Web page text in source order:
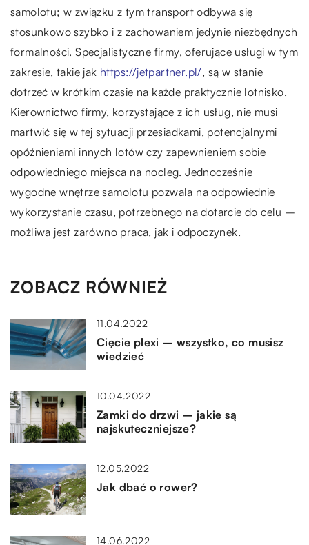
samolotu; w związku z tym transport odbywa się
stosunkowo szybko i z zachowaniem jedynie niezbędnych
formalności. Specjalistyczne firmy, oferujące usługi w tym
zakresie, takie jak https://jetpartner.pl/, są w stanie
dotrzeć w krótkim czasie na każde praktycznie lotnisko.
Kierownictwo firmy, korzystające z ich usług, nie musi
martwić się w tej sytuacji przesiadkami, potencjalnymi
opóźnieniami innych lotów czy zapewnieniem sobie
odpowiedniego miejsca na nocleg. Jednocześnie
wygodne wnętrze samolotu pozwala na odpowiednie
wykorzystanie czasu, potrzebnego na dotarcie do celu –
możliwa jest zarówno praca, jak i odpoczynek.
ZOBACZ RÓWNIEŻ
11.04.2022
Cięcie plexi – wszystko, co musisz
wiedzieć
10.04.2022
Zamki do drzwi – jakie są
najskuteczniejsze?
12.05.2022
Jak dbać o rower?
14.06.2022